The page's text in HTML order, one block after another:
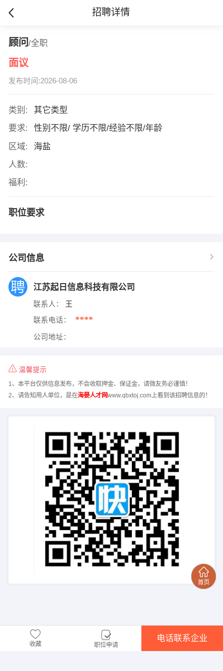
招聘详情
顾问/全职
面议
发布时间:2026-08-06
类别:
其它类型
要求:
性别不限/ 学历不限/经验不限/年龄
区域:
海盐
人数:
福利:
职位要求
公司信息
江苏起日信息科技有限公司
联系人： 王
联系电话： ****
公司地址：
温馨提示
1、本平台仅供信息发布，不会收取押金、保证金，请微友务必谨慎！
2、请告知用人单位，是在海晏人才网www.qbxtoj.com上看到该招聘信息的！
收藏 职位申请
电话联系企业